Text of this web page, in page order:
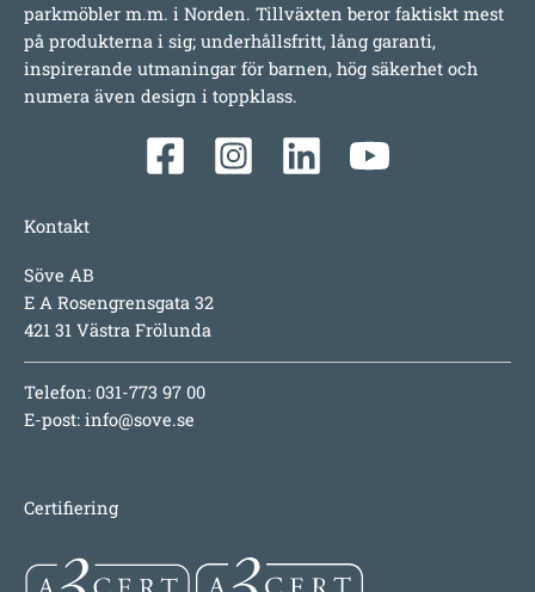
parkmöbler m.m. i Norden. Tillväxten beror faktiskt mest
på produkterna i sig; underhållsfritt, lång garanti,
inspirerande utmaningar för barnen, hög säkerhet och
numera även design i toppklass.
Kontakt
Söve AB
E A Rosengrensgata 32
421 31 Västra Frölunda
Telefon: 031-773 97 00
E-post: info@sove.se
Certifiering